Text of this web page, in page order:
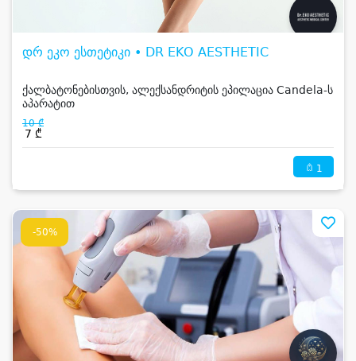
დრ ეკო ესთეტიკი • DR EKO AESTHETIC
ქალბატონებისთვის, ალექსანდრიტის ეპილაცია Candela-ს
აპარატით
10 ₾
7 ₾
1
-50%